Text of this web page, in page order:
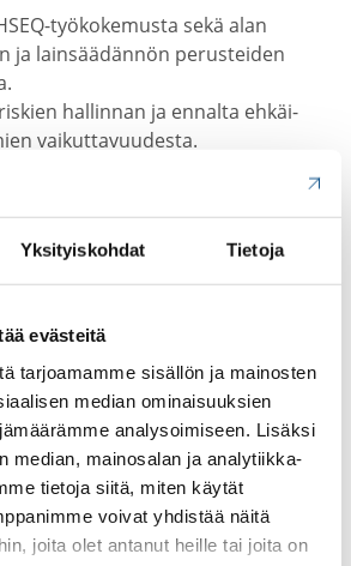
Yksityiskohdat Tietoja
evästeitä
tarjoamamme sisällön ja mainosten
median ominaisuuksien
analysoimiseen. Lisäksi
median, mainosalan ja analytiikka-
tietoja siitä, miten käytät
voivat yhdistää näitä
joita olet antanut heille tai joita on
​työkokemusta sekä alan
ja lainsää­dännön perus­teiden
hallinnan ja ennalta ehkäi­
vaikut­ta­vuu­desta.
palve­luiden arvosta asiak­kaalle.
ehdottaa ja tarjota asiak­
sopimuksen tekoon saakka.
oman työn kehit­tä­miseen
että henki­löstö on tärkein
henki­löstön hyvin­vointi ja turval­
tekijöitä menes­tyk­semme